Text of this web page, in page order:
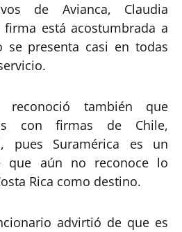
de Avianca, Claudia
está acostumbrada a
se presenta casi en todas
reconoció también que
con firmas de Chile,
pues Suramérica es un
que aún no reconoce lo
Rica como destino.
advirtió de que es